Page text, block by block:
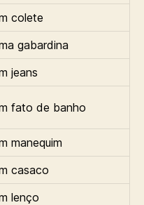
colete
gabardina
jeans
fato de banho
manequim
casaco
lenço